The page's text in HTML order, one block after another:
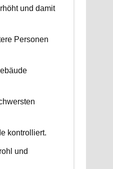
und damit
Personen
kontrolliert.
und